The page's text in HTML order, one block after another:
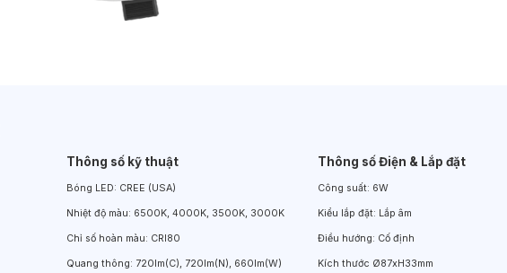
Thông số kỹ thuật
Bóng LED: CREE (USA)
Nhiệt độ màu: 6500K, 4000K, 3500K, 3000K
Chỉ số hoàn màu: CRI80
Quang thông: 720lm(C), 720lm(N), 660lm(W)
Thông số Điện & Lắp đặt
Công suất: 6W
Kiểu lắp đặt: Lắp âm
Điều hướng: Cố định
Kích thước Ø87xH33mm